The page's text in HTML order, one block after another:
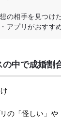
想の相手を見つけ
アプリがおすす
中で成婚割
の「怪しい」や